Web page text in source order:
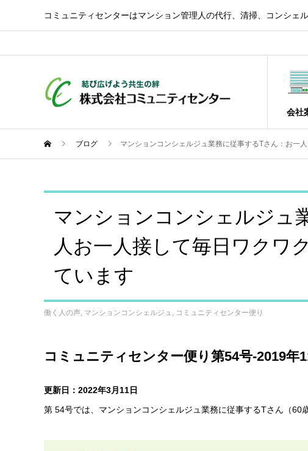
コミュニティセンターはマンション管理人の代行、清掃、コンシ
会社
ブログ マンションコンシェルジュ業務に従事するTさん：お一
マンションコンシェルジュ
人お一人接して毎日ワクワ
ています
働く人の声, マンションコンシェルジュ , コミュニティセンター便り
コミュニティセンター便り第54号-2019年
更新日：2022年3月11日
第 54号では、マンションコンシェルジュ業務に従事するTさん（60